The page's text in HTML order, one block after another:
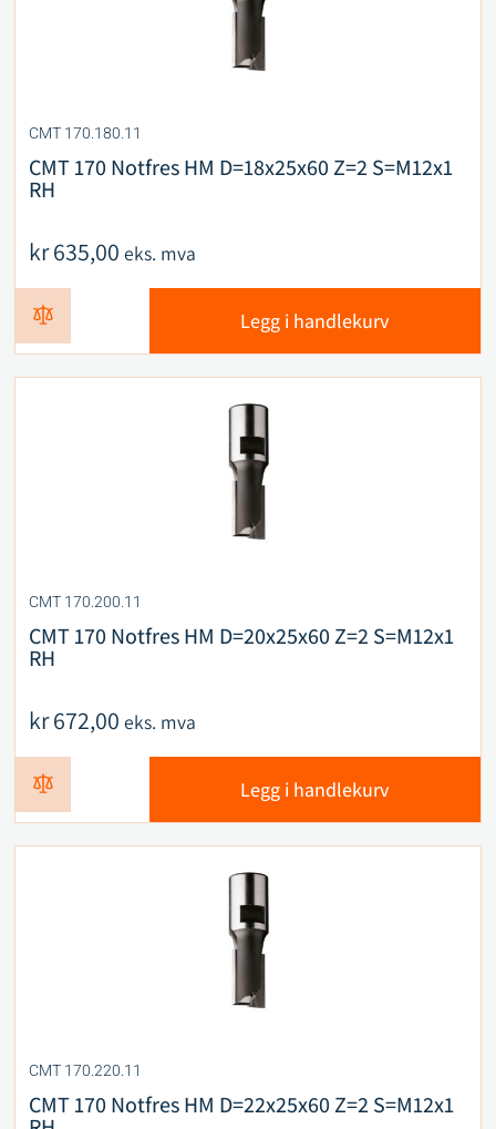
CMT 170.180.11
CMT 170 Notfres HM D=18x25x60 Z=2 S=M12x1
RH
kr635,00 eks. mva
Legg i handlekurv
CMT 170.200.11
CMT 170 Notfres HM D=20x25x60 Z=2 S=M12x1
RH
kr672,00 eks. mva
Legg i handlekurv
CMT 170.220.11
CMT 170 Notfres HM D=22x25x60 Z=2 S=M12x1